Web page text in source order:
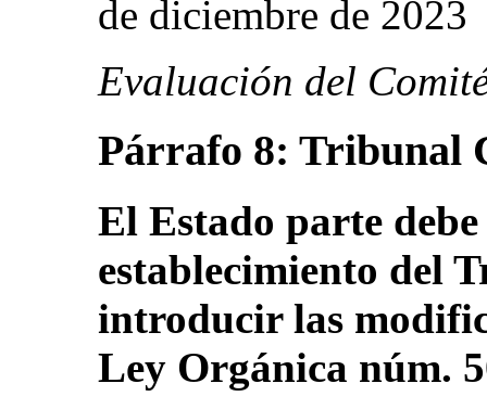
de diciembre de 2023
Evaluación del
Párrafo 8: Tribunal
El Estado parte
establecimiento del
introducir las
Ley Orgánica núm.